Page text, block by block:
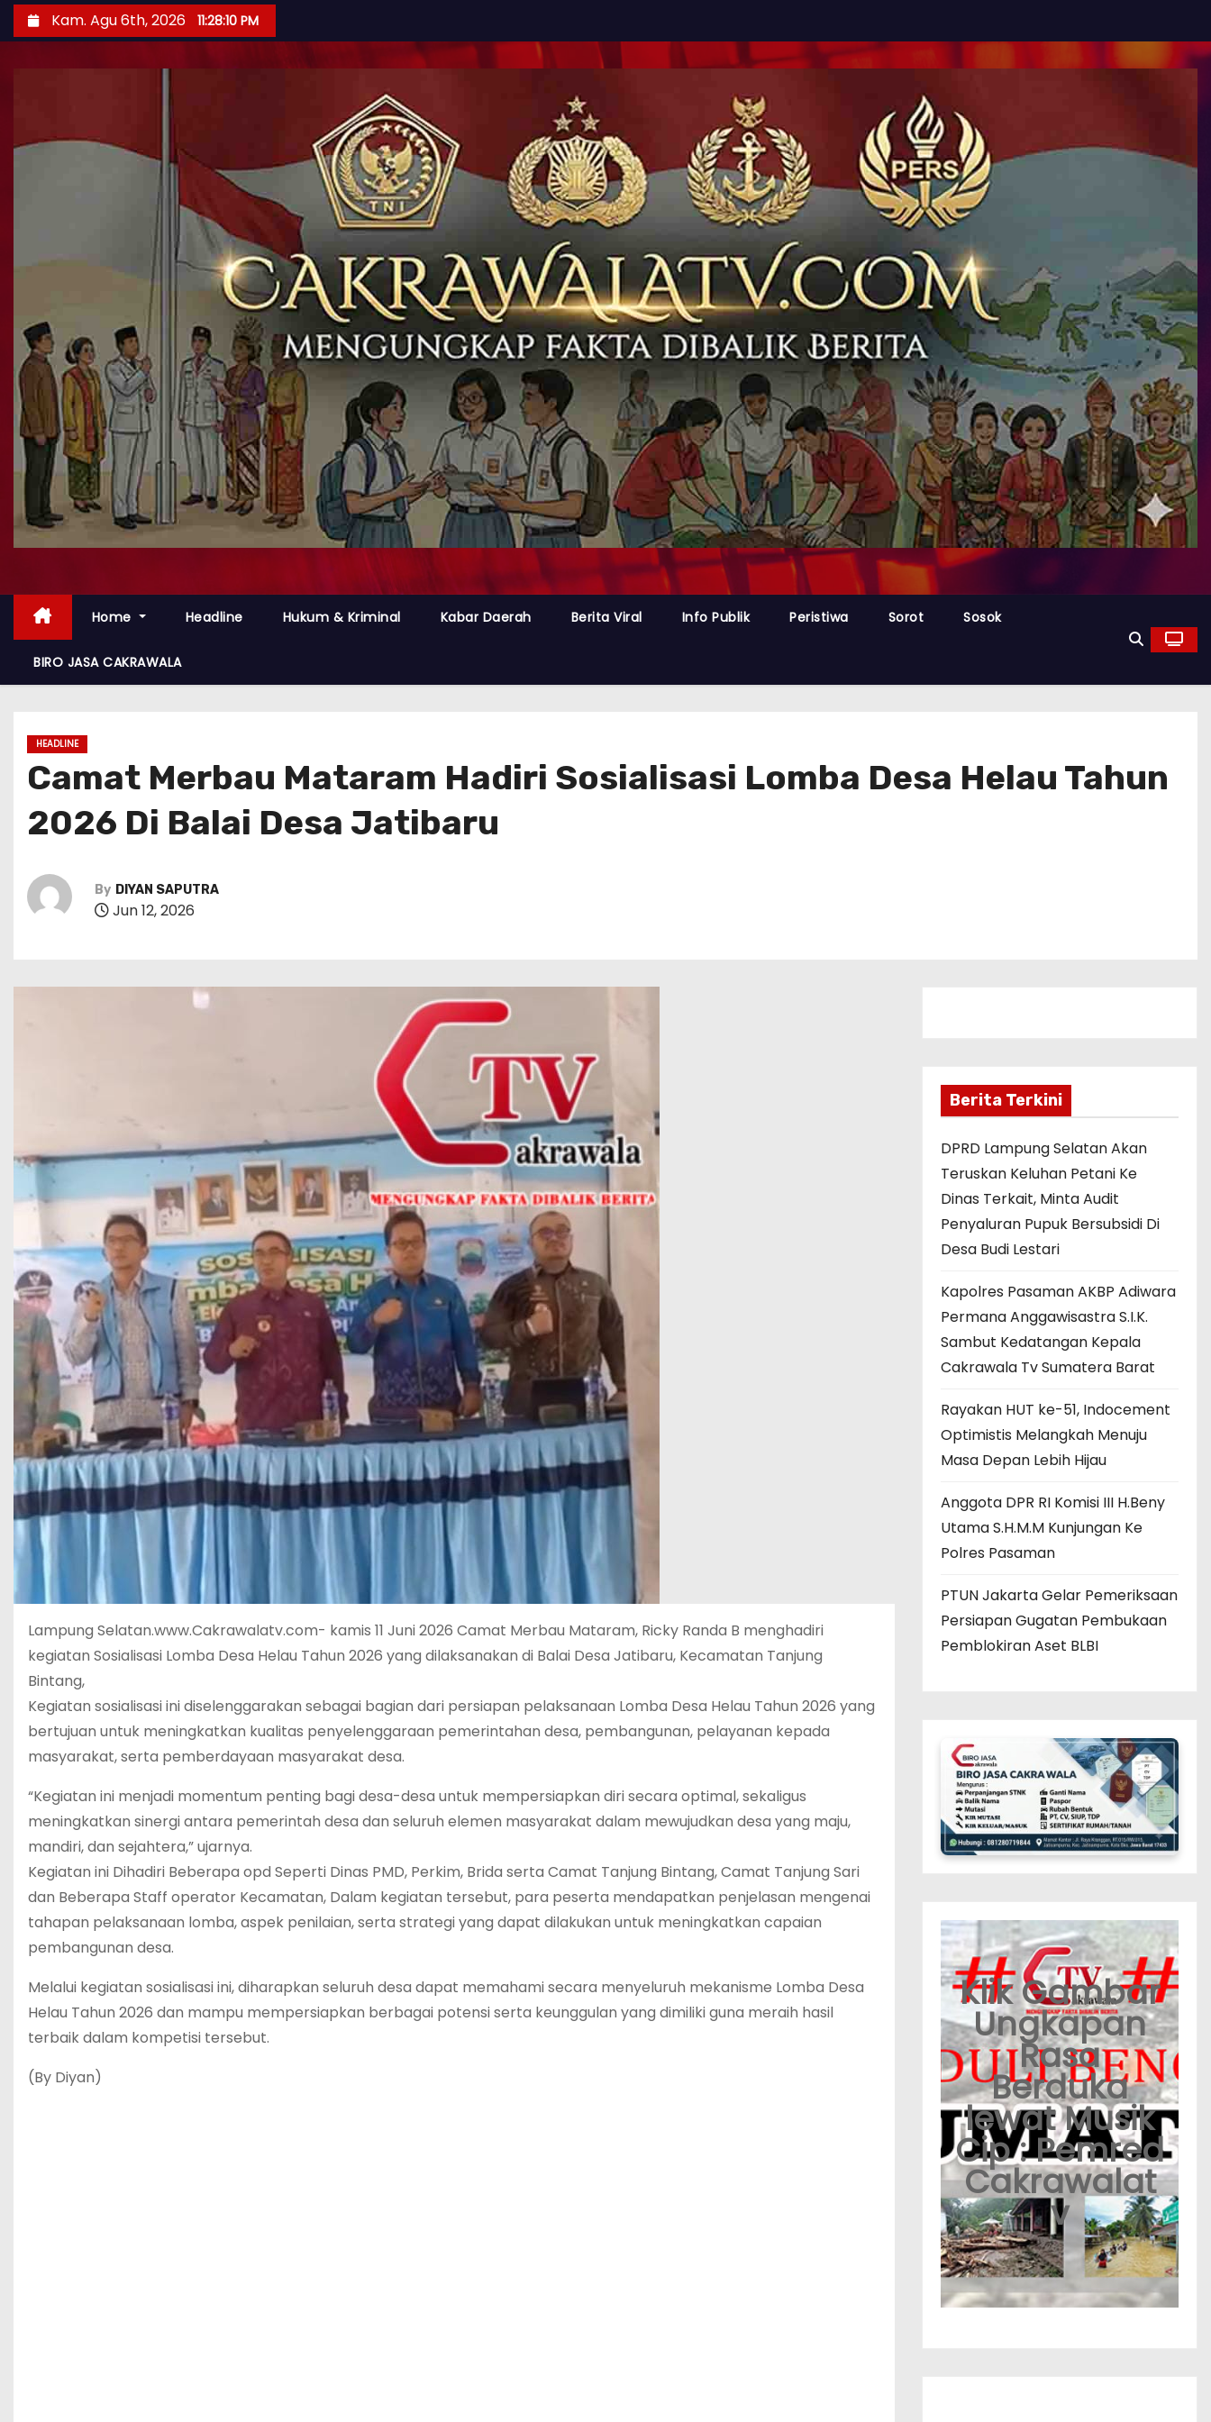
Kam. Agu 6th, 2026 11:28:11 PM
Home Headline Hukum & Kriminal Kabar Daerah Berita Viral Info Publik Peristiwa Sorot Sosok
BIRO JASA CAKRAWALA
HEADLINE
Camat Merbau Mataram Hadiri Sosialisasi Lomba Desa Helau Tahun
2026 Di Balai Desa Jatibaru
By DIYAN SAPUTRA
Jun 12, 2026
Lampung Selatan.www.Cakrawalatv.com- kamis 11 Juni 2026 Camat Merbau Mataram, Ricky Randa B menghadiri
kegiatan Sosialisasi Lomba Desa Helau Tahun 2026 yang dilaksanakan di Balai Desa Jatibaru, Kecamatan Tanjung
Bintang,
Kegiatan sosialisasi ini diselenggarakan sebagai bagian dari persiapan pelaksanaan Lomba Desa Helau Tahun 2026 yang
bertujuan untuk meningkatkan kualitas penyelenggaraan pemerintahan desa, pembangunan, pelayanan kepada
masyarakat, serta pemberdayaan masyarakat desa.
“Kegiatan ini menjadi momentum penting bagi desa-desa untuk mempersiapkan diri secara optimal, sekaligus
meningkatkan sinergi antara pemerintah desa dan seluruh elemen masyarakat dalam mewujudkan desa yang maju,
mandiri, dan sejahtera,” ujarnya.
Kegiatan ini Dihadiri Beberapa opd Seperti Dinas PMD, Perkim, Brida serta Camat Tanjung Bintang, Camat Tanjung Sari
dan Beberapa Staff operator Kecamatan, Dalam kegiatan tersebut, para peserta mendapatkan penjelasan mengenai
tahapan pelaksanaan lomba, aspek penilaian, serta strategi yang dapat dilakukan untuk meningkatkan capaian
pembangunan desa.
Melalui kegiatan sosialisasi ini, diharapkan seluruh desa dapat memahami secara menyeluruh mekanisme Lomba Desa
Helau Tahun 2026 dan mampu mempersiapkan berbagai potensi serta keunggulan yang dimiliki guna meraih hasil
terbaik dalam kompetisi tersebut.
(By Diyan)
Berita Terkini
DPRD Lampung Selatan Akan
Teruskan Keluhan Petani Ke
Dinas Terkait, Minta Audit
Penyaluran Pupuk Bersubsidi Di
Desa Budi Lestari
Kapolres Pasaman AKBP Adiwara
Permana Anggawisastra S.I.K.
Sambut Kedatangan Kepala
Cakrawala Tv Sumatera Barat
Rayakan HUT ke-51, Indocement
Optimistis Melangkah Menuju
Masa Depan Lebih Hijau
Anggota DPR RI Komisi III H.Beny
Utama S.H.M.M Kunjungan Ke
Polres Pasaman
PTUN Jakarta Gelar Pemeriksaan
Persiapan Gugatan Pembukaan
Pemblokiran Aset BLBI
Klik Gambar
Ungkapan
Rasa
Berduka
lewat Musik
Cip : Pemred
Cakrawalat
v